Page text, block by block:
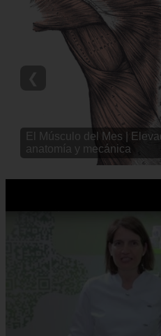
El Músculo del Mes |
anatomía y mecánica